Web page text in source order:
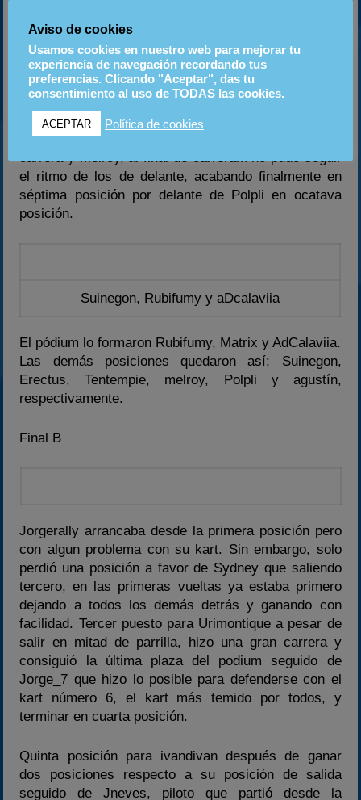
fue sancionado, clasificando último de la final C.
Los dos pilotos que ganaron dos puestos gracias al
incidente entre Suinegon y Agustin fueron Matrix y
AdCalaviia, que quedaron segundo y tercero
respectivamente. La quinta posición fue para Erectus
que pudo mantener la posición de salida seguido de
Tentempié y Melroy. Tentempié tuvo un percance en
carrera y Melroy, al final de carreram no pudo seguir
el ritmo de los de delante, acabando finalmente en
séptima posición por delante de Polpli en ocatava
posición.
Suinegon, Rubifumy y aDcalaviia
El pódium lo formaron Rubifumy, Matrix y AdCalaviia.
Las demás posiciones quedaron así: Suinegon,
Erectus, Tentempie, melroy, Polpli y agustín,
respectivamente.
Final B
Jorgerally arrancaba desde la primera posición pero
con algun problema con su kart. Sin embargo, solo
perdió una posición a favor de Sydney que saliendo
tercero, en las primeras vueltas ya estaba primero
dejando a todos los demás detrás y ganando con
facilidad. Tercer puesto para Urimontique a pesar de
salir en mitad de parrilla, hizo una gran carrera y
consiguió la última plaza del podium seguido de
Jorge_7 que hizo lo posible para defenderse con el
kart número 6, el kart más temido por todos, y
terminar en cuarta posición.
Quinta posición para ivandivan después de ganar
dos posiciones respecto a su posición de salida
seguido de Jneves, piloto que partió desde la
Aviso de cookies
Usamos cookies en nuestro web para mejorar tu
experiencia de navegación recordando tus
preferencias. Clicando "Aceptar", das tu
consentimiento al uso de TODAS las cookies.
ACEPTAR Política de cookies